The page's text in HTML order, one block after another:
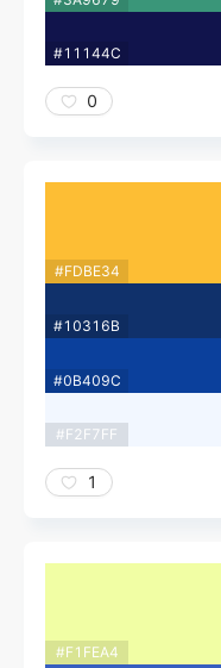
#11144C
0
#FDBE34
#10316B
#0B409C
#F2F7FF
1
#F1FEA4